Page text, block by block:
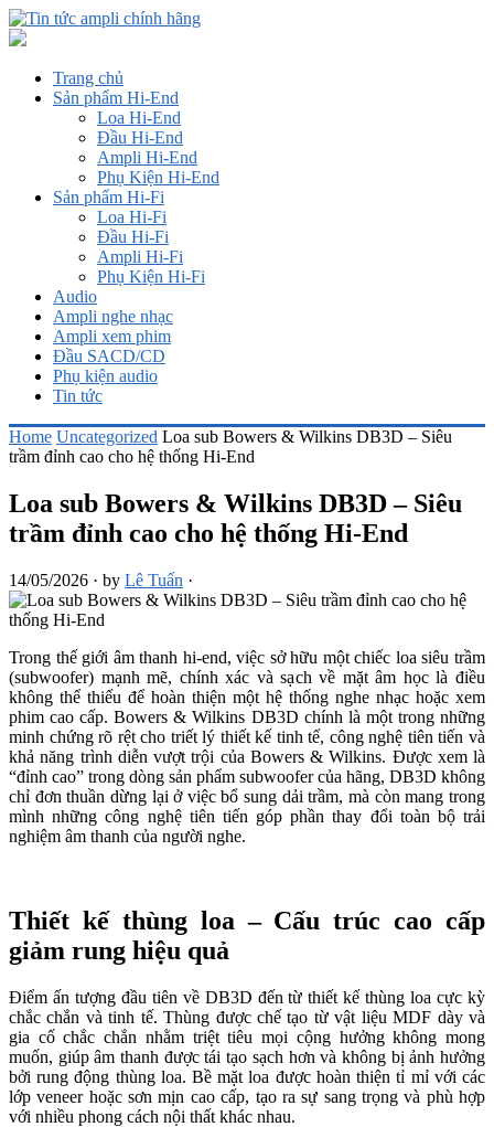
Trang chủ
Sản phẩm Hi-End
Loa Hi-End
Đầu Hi-End
Ampli Hi-End
Phụ Kiện Hi-End
Sản phẩm Hi-Fi
Loa Hi-Fi
Đầu Hi-Fi
Ampli Hi-Fi
Phụ Kiện Hi-Fi
Audio
Ampli nghe nhạc
Ampli xem phim
Đầu SACD/CD
Phụ kiện audio
Tin tức
Home Uncategorized Loa sub Bowers & Wilkins DB3D – Siêu
trầm đỉnh cao cho hệ thống Hi-End
Loa sub Bowers & Wilkins DB3D – Siêu
trầm đỉnh cao cho hệ thống Hi-End
14/05/2026 · by Lê Tuấn ·
Trong thế giới âm thanh hi-end, việc sở hữu một chiếc loa siêu trầm
(subwoofer) mạnh mẽ, chính xác và sạch về mặt âm học là điều
không thể thiếu để hoàn thiện một hệ thống nghe nhạc hoặc xem
phim cao cấp. Bowers & Wilkins DB3D chính là một trong những
minh chứng rõ rệt cho triết lý thiết kế tinh tế, công nghệ tiên tiến và
khả năng trình diễn vượt trội của Bowers & Wilkins. Được xem là
“đỉnh cao” trong dòng sản phẩm subwoofer của hãng, DB3D không
chỉ đơn thuần dừng lại ở việc bổ sung dải trầm, mà còn mang trong
mình những công nghệ tiên tiến góp phần thay đổi toàn bộ trải
nghiệm âm thanh của người nghe.
Thiết kế thùng loa – Cấu trúc cao cấp
giảm rung hiệu quả
Điểm ấn tượng đầu tiên về DB3D đến từ thiết kế thùng loa cực kỳ
chắc chắn và tinh tế. Thùng được chế tạo từ vật liệu MDF dày và
gia cố chắc chắn nhằm triệt tiêu mọi cộng hưởng không mong
muốn, giúp âm thanh được tái tạo sạch hơn và không bị ảnh hưởng
bởi rung động thùng loa. Bề mặt loa được hoàn thiện tỉ mỉ với các
lớp veneer hoặc sơn mịn cao cấp, tạo ra sự sang trọng và phù hợp
với nhiều phong cách nội thất khác nhau.